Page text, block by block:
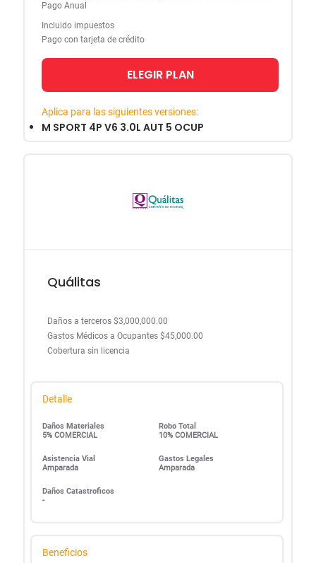
Pago Anual
Incluido impuestos
Pago con tarjeta de crédito
ELEGIR PLAN
Aplica para las siguientes versiones:
M SPORT 4P V6 3.0L AUT 5 OCUP
Quálitas
Daños a terceros $3,000,000.00
Gastos Médicos a Ocupantes $45,000.00
Cobertura sin licencia
Detalle
Daños Materiales
5% COMERCIAL
Robo Total
10% COMERCIAL
Asistencia Vial
Amparada
Gastos Legales
Amparada
Daños Catastroficos
-
Beneficios